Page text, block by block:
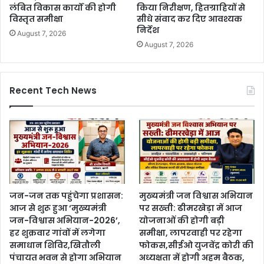
लंबित विकास कार्यों की होगी
विस्तृत समीक्षा
August 7, 2026
किया निरीक्षण, हितग्राहियों से
सीधे संवाद कर दिए आवश्यक
निर्देश
August 7, 2026
Recent Tech News
जन-जन तक पहुंचेगा प्रशासन:
आज से शुरू हुआ ‘मुख्यमंत्री
जन-विश्वास अभियान-2026’,
हर शुक्रवार गांवों में लगेगा
समाधान शिविर,खितौली
पंचायत भवन से होगा अभियान
मुख्यमंत्री जन विश्वास अभियान
पर सख्ती: ढीमरखेड़ा में आज
योजनाओं की होगी बड़ी
समीक्षा, लापरवाही पर रहेगा
फोकस,सीईओ युजवेंद्र कोरी की
अध्यक्षता में होगी अहम बैठक,